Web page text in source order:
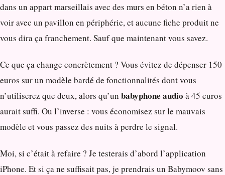
dans un appart marseillais avec des murs en béton n’a rien à
voir avec un pavillon en périphérie, et aucune fiche produit ne
vous dira ça franchement. Sauf que maintenant vous savez.
Ce que ça change concrètement ? Vous évitez de dépenser 150
euros sur un modèle bardé de fonctionnalités dont vous
n’utiliserez que deux, alors qu’un babyphone audio à 45 euros
aurait suffi. Ou l’inverse : vous économisez sur le mauvais
modèle et vous passez des nuits à perdre le signal.
Moi, si c’était à refaire ? Je testerais d’abord l’application
iPhone. Et si ça ne suffisait pas, je prendrais un Babymoov sans